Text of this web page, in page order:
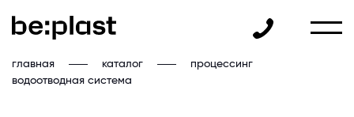
главная каталог
процессинг
водоотводная система